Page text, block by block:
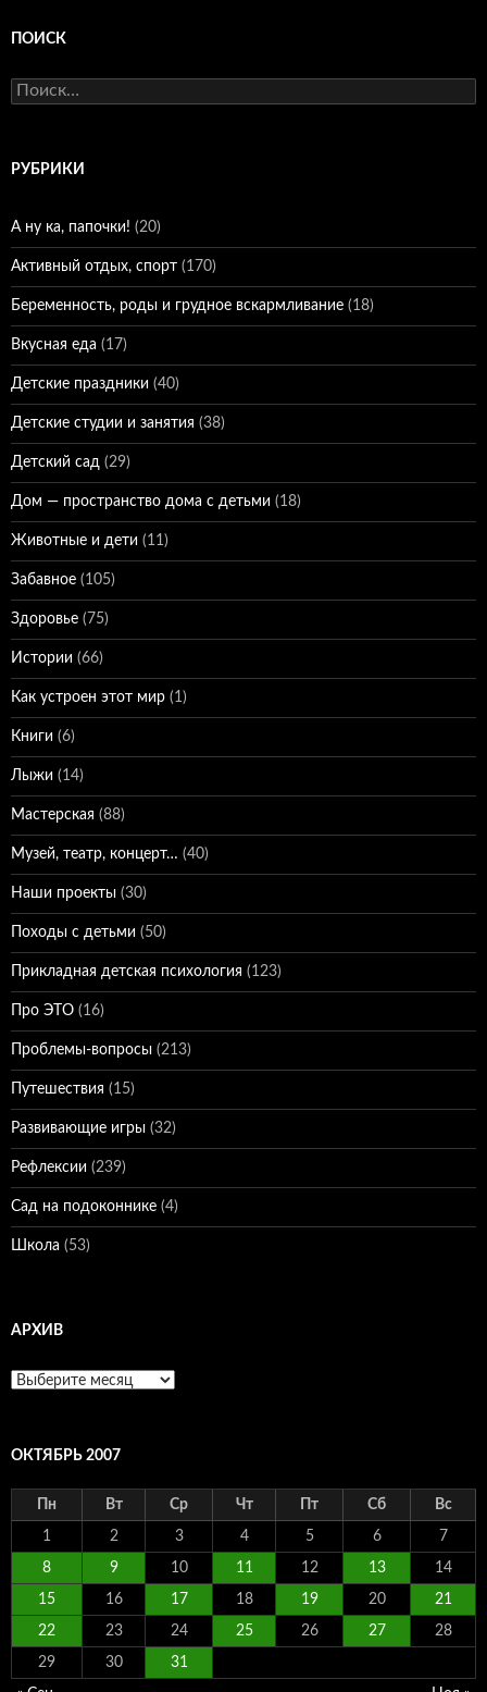
ПОИСК
Найти:
РУБРИКИ
А ну ка, папочки! (20)
Активный отдых, спорт (170)
Беременность, роды и грудное вскармливание (18)
Вкусная еда (17)
Детские праздники (40)
Детские студии и занятия (38)
Детский сад (29)
Дом — пространство дома с детьми (18)
Животные и дети (11)
Забавное (105)
Здоровье (75)
Истории (66)
Как устроен этот мир (1)
Книги (6)
Лыжи (14)
Мастерская (88)
Музей, театр, концерт… (40)
Наши проекты (30)
Походы с детьми (50)
Прикладная детская психология (123)
Про ЭТО (16)
Проблемы-вопросы (213)
Путешествия (15)
Развивающие игры (32)
Рефлексии (239)
Сад на подоконнике (4)
Школа (53)
АРХИВ
Архив
ОКТЯБРЬ 2007
Пн Вт Ср Чт Пт Сб Вс
1 2 3 4 5 6 7
8 9 10 11 12 13 14
15 16 17 18 19 20 21
22 23 24 25 26 27 28
29 30 31